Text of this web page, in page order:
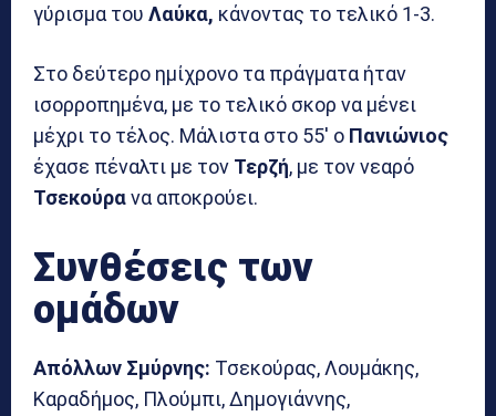
γύρισμα του Λαύκα, κάνοντας το τελικό 1-3.
Στο δεύτερο ημίχρονο τα πράγματα ήταν
ισορροπημένα, με το τελικό σκορ να μένει
μέχρι το τέλος. Μάλιστα στο 55′ ο Πανιώνιος
έχασε πέναλτι με τον Τερζή, με τον νεαρό
Τσεκούρανα αποκρούει.
Συνθέσεις των
ομάδων
Απόλλων Σμύρνης: Τσεκούρας, Λουμάκης,
Καραδήμος, Πλούμπι, Δημογιάννης,